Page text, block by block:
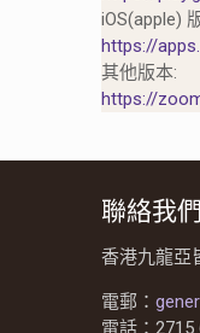
iOS(apple)
https://
其他版本:
https://
聯絡我們
香港九龍亞
電郵：
電話：2715